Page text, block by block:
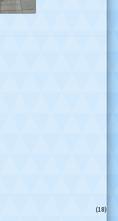
(18)